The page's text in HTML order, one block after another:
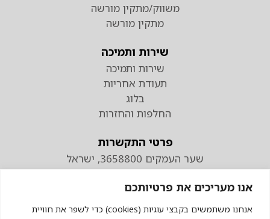
אנו מעריכים את פרטיותכם
אנחנו משתמשים בקבצי עוגיות (cookies) כדי לשפר את חוויית
משווק/מתקין מורשה
מתקין מורשה
שירות ותמיכה
שירות ותמיכה
תעודת אחריות
בלוג
החלפות והחזרות
פרטי התקשרות
שער העמקים 3658800, ישראל
טלפון
074-7110298